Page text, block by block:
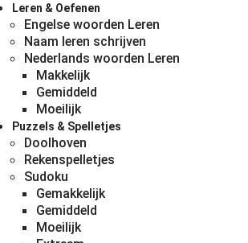
Leren & Oefenen
Engelse woorden Leren
Naam leren schrijven
Nederlands woorden Leren
Makkelijk
Gemiddeld
Moeilijk
Puzzels & Spelletjes
Doolhoven
Rekenspelletjes
Sudoku
Gemakkelijk
Gemiddeld
Moeilijk